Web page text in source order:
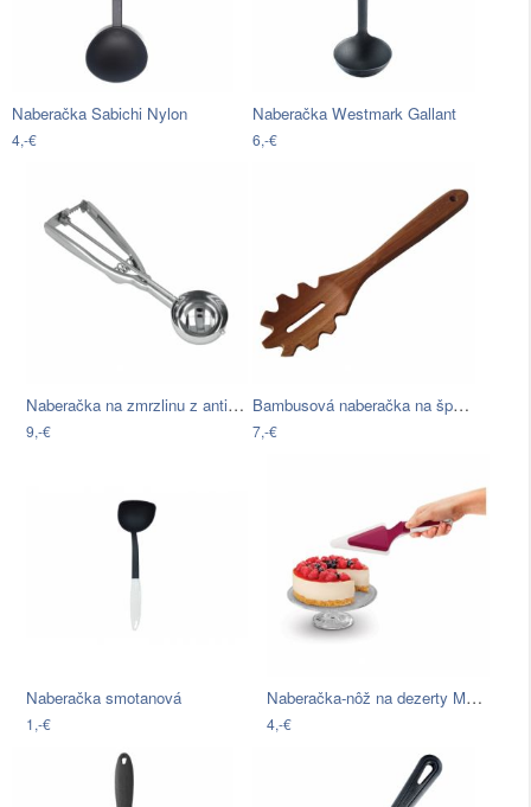
Naberačka Sabichi Nylon
4,-€
Naberačka Westmark Gallant
6,-€
Naberačka na zmrzlinu z antikoro ocele…
9,-€
Bambusová naberačka na špagety Bambum
7,-€
Naberačka smotanová
1,-€
Naberačka-nôž na dezerty Metaltex
4,-€